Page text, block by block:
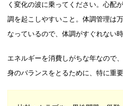
く変化の波に乗ってください。心配
調を起こしやすいこと。体調管理は
なっているので、体調がすぐれない
エネルギーを消費しがちな年なので
身のバランスをとるために、特に重要